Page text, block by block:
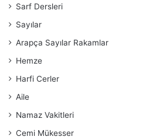
Sarf Dersleri
Sayılar
Arapça Sayılar Rakamlar
Hemze
Harfi Cerler
Aile
Namaz Vakitleri
Cemi Mükesser